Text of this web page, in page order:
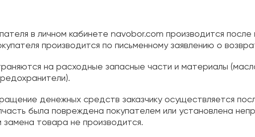
в личном кабинете navobor.com производится
производится по письменному заявлению о
на расходные запасные части и материалы
денежных средств заказчику осуществляется
была повреждена покупателем или установлена
замена товара не производится.